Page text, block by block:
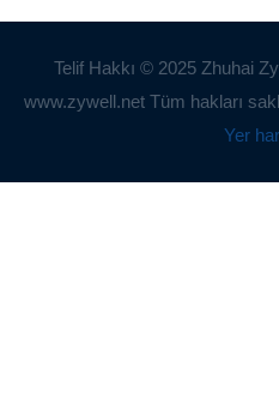
Telif Hakkı © 2025 Zhuhai
www.zywell.net Tüm hakları
Yer